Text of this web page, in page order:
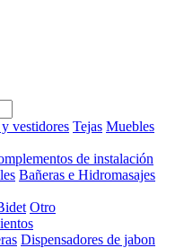
vestidores Tejas Muebles
de instalación
Bañeras e Hidromasajes
Otro
Dispensadores de jabon